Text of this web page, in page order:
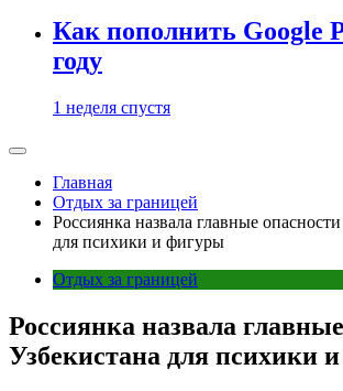
Как пополнить Google
году
1 неделя спустя
Главная
Отдых за границей
Россиянка назвала главные
для психики и фигуры
Отдых за границей
Россиянка назвала
Узбекистана для психики